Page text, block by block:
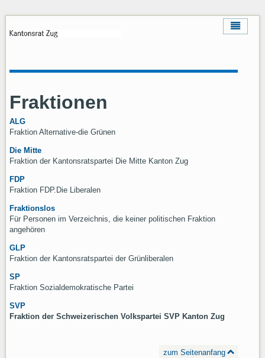
Fraktionen
ALG
Fraktion Alternative-die Grünen
Die Mitte
Fraktion der Kantonsratspartei Die Mitte Kanton Zug
FDP
Fraktion FDP.Die Liberalen
Fraktionslos
Für Personen im Verzeichnis, die keiner politischen Fraktion
angehören
GLP
Fraktion der Kantonsratspartei der Grünliberalen
SP
Fraktion Sozialdemokratische Partei
SVP
Fraktion der Schweizerischen Volkspartei SVP Kanton Zug
zum Seitenanfang